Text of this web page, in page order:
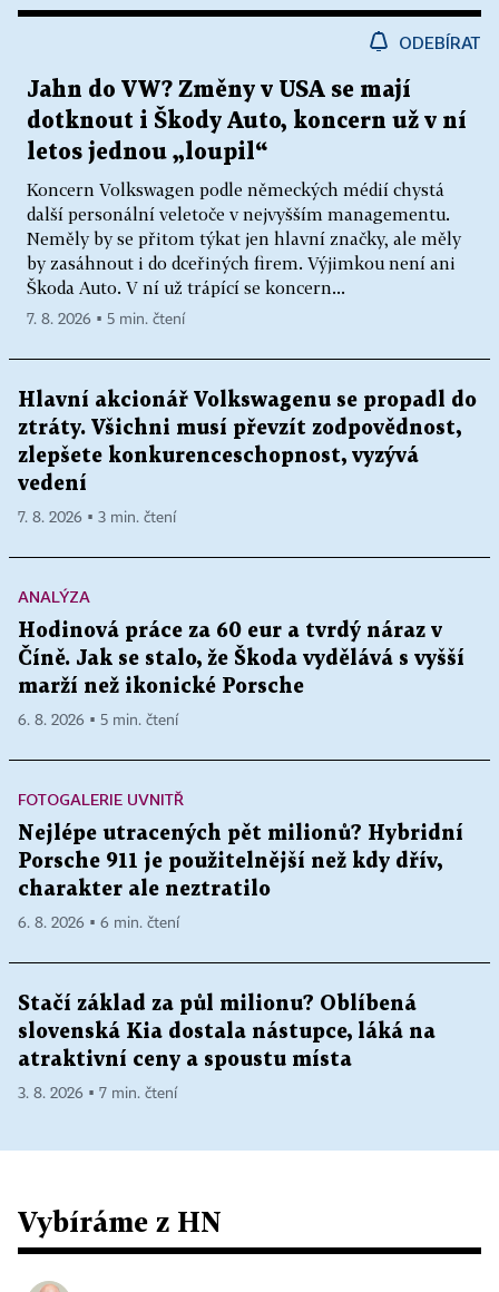
ODEBÍRAT
Jahn do VW? Změny v USA se mají
dotknout i Škody Auto, koncern už v ní
letos jednou „loupil“
Koncern Volkswagen podle německých médií chystá
další personální veletoče v nejvyšším managementu.
Neměly by se přitom týkat jen hlavní značky, ale měly
by zasáhnout i do dceřiných firem. Výjimkou není ani
Škoda Auto. V ní už trápící se koncern...
7. 8. 2026 ▪ 5 min. čtení
Hlavní akcionář Volkswagenu se propadl do
ztráty. Všichni musí převzít zodpovědnost,
zlepšete konkurenceschopnost, vyzývá
vedení
7. 8. 2026 ▪ 3 min. čtení
ANALÝZA
Hodinová práce za 60 eur a tvrdý náraz v
Číně. Jak se stalo, že Škoda vydělává s vyšší
marží než ikonické Porsche
6. 8. 2026 ▪ 5 min. čtení
FOTOGALERIE UVNITŘ
Nejlépe utracených pět milionů? Hybridní
Porsche 911 je použitelnější než kdy dřív,
charakter ale neztratilo
6. 8. 2026 ▪ 6 min. čtení
Stačí základ za půl milionu? Oblíbená
slovenská Kia dostala nástupce, láká na
atraktivní ceny a spoustu místa
3. 8. 2026 ▪ 7 min. čtení
Vybíráme z HN